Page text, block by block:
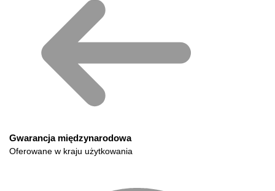
Gwarancja międzynarodowa
Oferowane w kraju użytkowania